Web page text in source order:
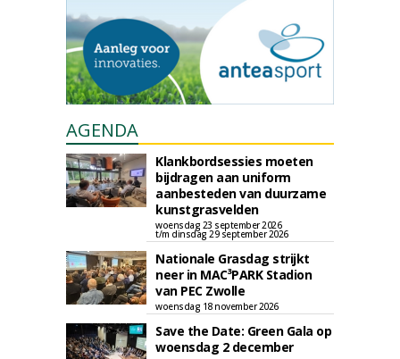
AGENDA
Klankbordsessies moeten
bijdragen aan uniform
aanbesteden van duurzame
kunstgrasvelden
woensdag 23 september 2026
t/m dinsdag 29 september 2026
Nationale Grasdag strijkt
neer in MAC³PARK Stadion
van PEC Zwolle
woensdag 18 november 2026
Save the Date: Green Gala op
woensdag 2 december